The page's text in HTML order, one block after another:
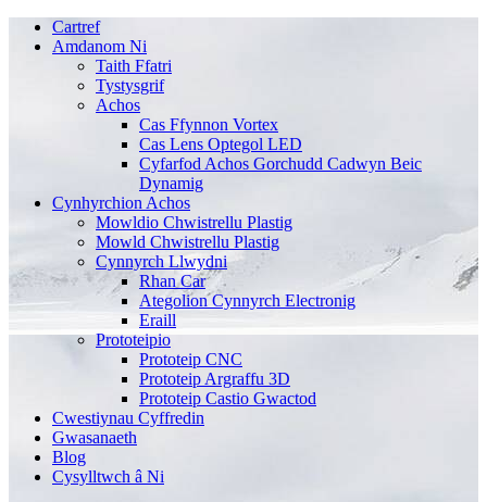
Cartref
Amdanom Ni
Taith Ffatri
Tystysgrif
Achos
Cas Ffynnon Vortex
Cas Lens Optegol LED
Cyfarfod Achos Gorchudd Cadwyn Beic
Dynamig
Cynhyrchion Achos
Mowldio Chwistrellu Plastig
Mowld Chwistrellu Plastig
Cynnyrch Llwydni
Rhan Car
Ategolion Cynnyrch Electronig
Eraill
Prototeipio
Prototeip CNC
Prototeip Argraffu 3D
Prototeip Castio Gwactod
Cwestiynau Cyffredin
Gwasanaeth
Blog
Cysylltwch â Ni